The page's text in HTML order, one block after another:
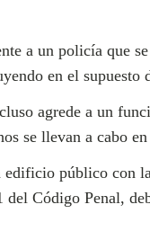
a un policía que
en el
agrede a un
se llevan a cabo
público con
Código Penal,